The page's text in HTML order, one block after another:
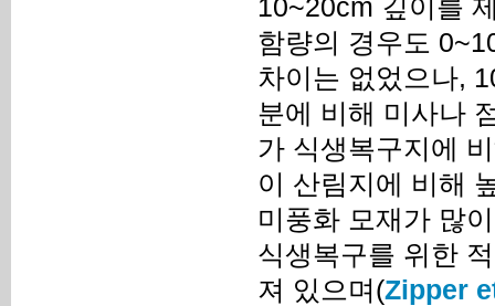
10~20cm 깊이를
함량의 경우도
차이는 없었으나,
분에 비해 미사나
가 식생복구지에
이 산림지에 비해
미풍화 모재가 많
식생복구를 위한
져 있으며(Zipper